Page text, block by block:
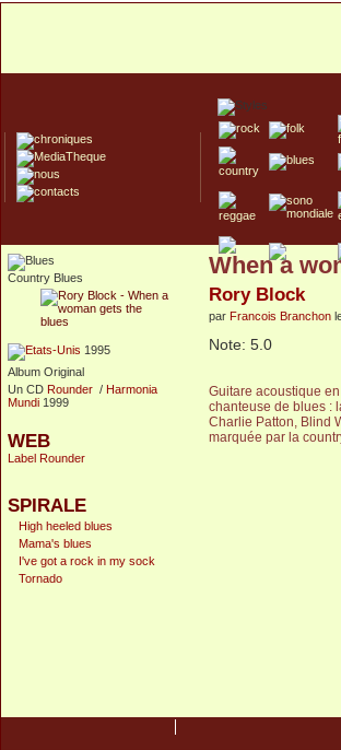
Country Blues
1995
Album Original
Un CD Rounder / Harmonia
Mundi 1999
WEB
Label Rounder
SPIRALE
High heeled blues
Mama's blues
I've got a rock in my sock
Tornado
When a
Rory Block
par Francois Branchon
Note: 5.0
Guitare acoustique
chanteuse de blues :
Charlie Patton, Blind
marquée par la